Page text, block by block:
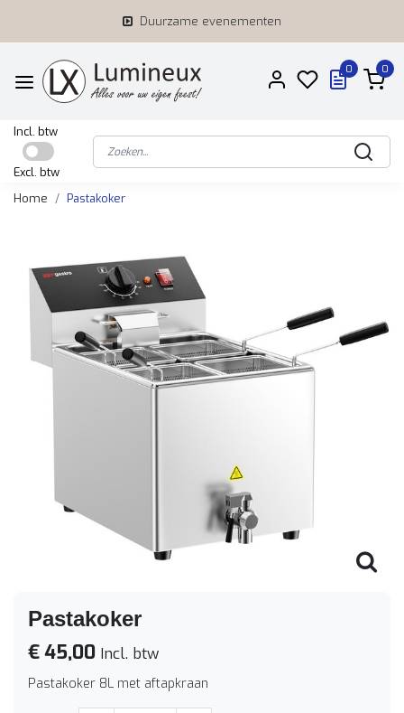
Duurzame evenementen
0 0
Incl. btw
Excl. btw
Home
Pastakoker
Pastakoker
€ 45,00 Incl. btw
Pastakoker 8L met aftapkraan